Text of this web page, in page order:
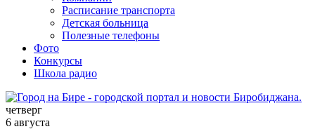
Расписание транспорта
Детская больница
Полезные телефоны
Фото
Конкурсы
Школа радио
четверг
6 августа